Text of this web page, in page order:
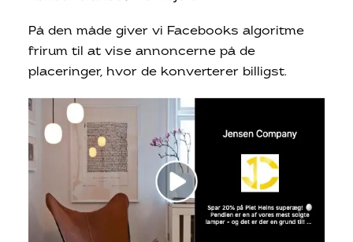
På den måde giver vi Facebooks algoritme
frirum til at vise annoncerne på de
placeringer, hvor de konverterer billigst.